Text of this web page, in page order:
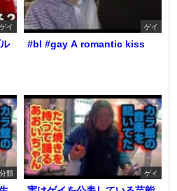
ゲイ ゲイ
#bl #gay A romantic kiss
類 ゲイ